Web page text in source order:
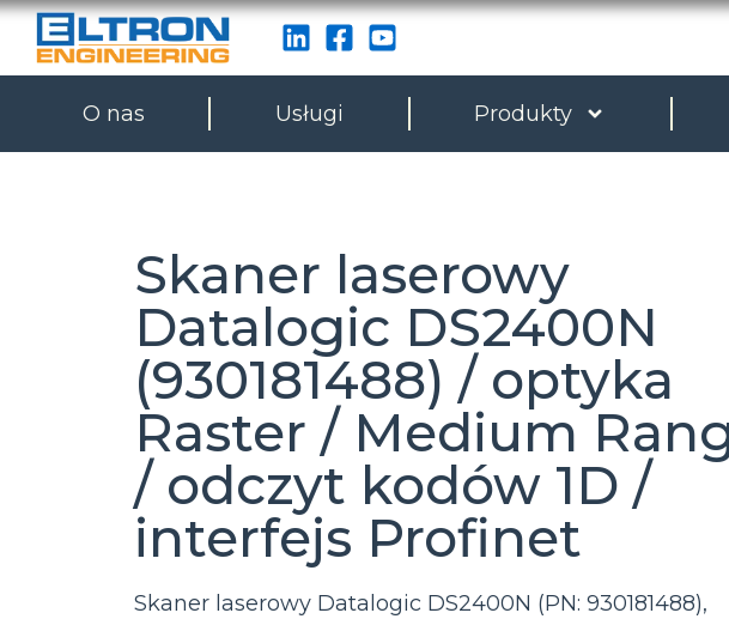
O nas Usługi Produkty
Skaner laserowy
Datalogic DS2400N
(930181488) / optyka
Raster / Medium
/ odczyt kodów 1D /
interfejs Profinet
Skaner laserowy Datalogic DS2400N (PN: 930181488),